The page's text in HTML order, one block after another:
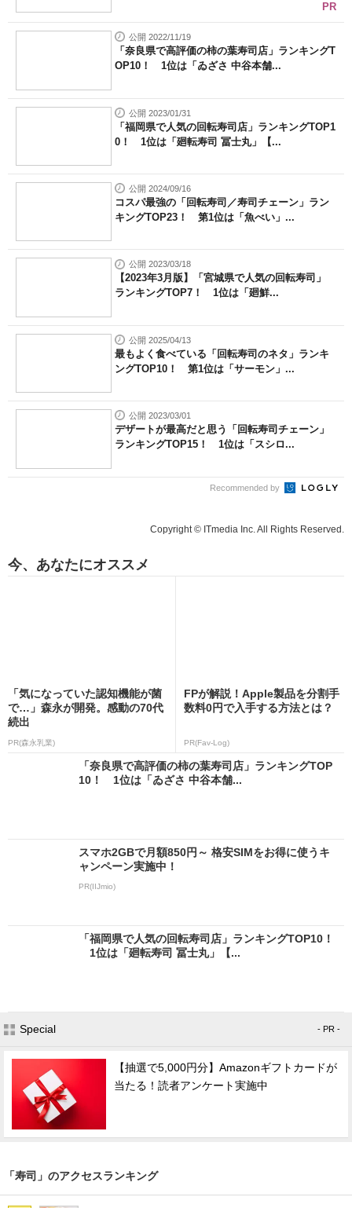
PR
公開 2022/11/19
「奈良県で高評価の柿の葉寿司店」ランキングT
OP10！ 1位は「ゐざさ 中谷本舗...
公開 2023/01/31
「福岡県で人気の回転寿司店」ランキングTOP1
0！ 1位は「廻転寿司 冨士丸」【...
公開 2024/09/16
コスパ最強の「回転寿司／寿司チェーン」ラン
キングTOP23！ 第1位は「魚べい」...
公開 2023/03/18
【2023年3月版】「宮城県で人気の回転寿司」
ランキングTOP7！ 1位は「廻鮮...
公開 2025/04/13
最もよく食べている「回転寿司のネタ」ランキ
ングTOP10！ 第1位は「サーモン」...
公開 2023/03/01
デザートが最高だと思う「回転寿司チェーン」
ランキングTOP15！ 1位は「スシロ...
Recommended by
Copyright © ITmedia Inc. All Rights Reserved.
今、あなたにオススメ
「気になっていた認知機能が菌
で…」森永が開発。感動の70代
続出
PR(森永乳業)
FPが解説！Apple製品を分割手
数料0円で入手する方法とは？
PR(Fav-Log)
「奈良県で高評価の柿の葉寿司店」ランキングTOP
10！ 1位は「ゐざさ 中谷本舗...
スマホ2GBで月額850円～ 格安SIMをお得に使うキ
ャンペーン実施中！
PR(IIJmio)
「福岡県で人気の回転寿司店」ランキングTOP10！
1位は「廻転寿司 冨士丸」【...
Special - PR -
【抽選で5,000円分】Amazonギフトカードが
当たる！読者アンケート実施中
「寿司」のアクセスランキング